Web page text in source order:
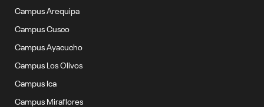
Campus Arequipa
Campus Cusco
Campus Ayacucho
Campus Los Olivos
Campus Ica
Campus Miraflores